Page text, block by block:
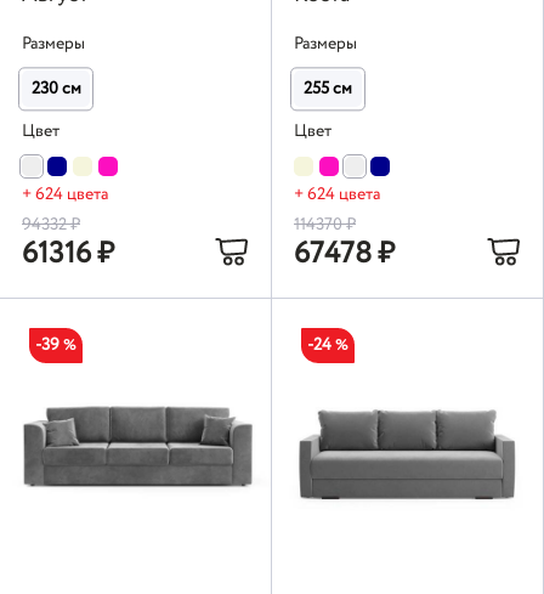
Размеры
230 см
Цвет
+ 624 цвета
94332₽
61316₽
Размеры
255 см
Цвет
+ 624 цвета
114370₽
67478₽
-39% -24%